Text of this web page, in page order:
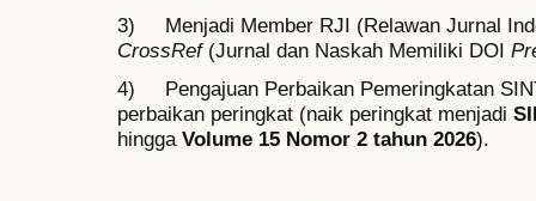
3) Menjadi Member RJI (Relawan Jurnal
CrossRef(Jurnal dan Naskah Memiliki DOI
4) Pengajuan Perbaikan Pemeringkatan
perbaikan peringkat (naik peringkat menjadi
hingga Volume 15 Nomor 2 tahun 2026).